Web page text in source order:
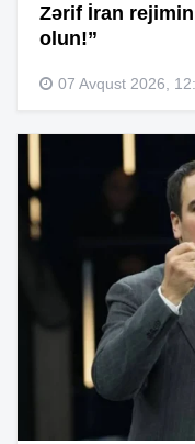
Zərif İran
olun!”
07 Avqust 2026,